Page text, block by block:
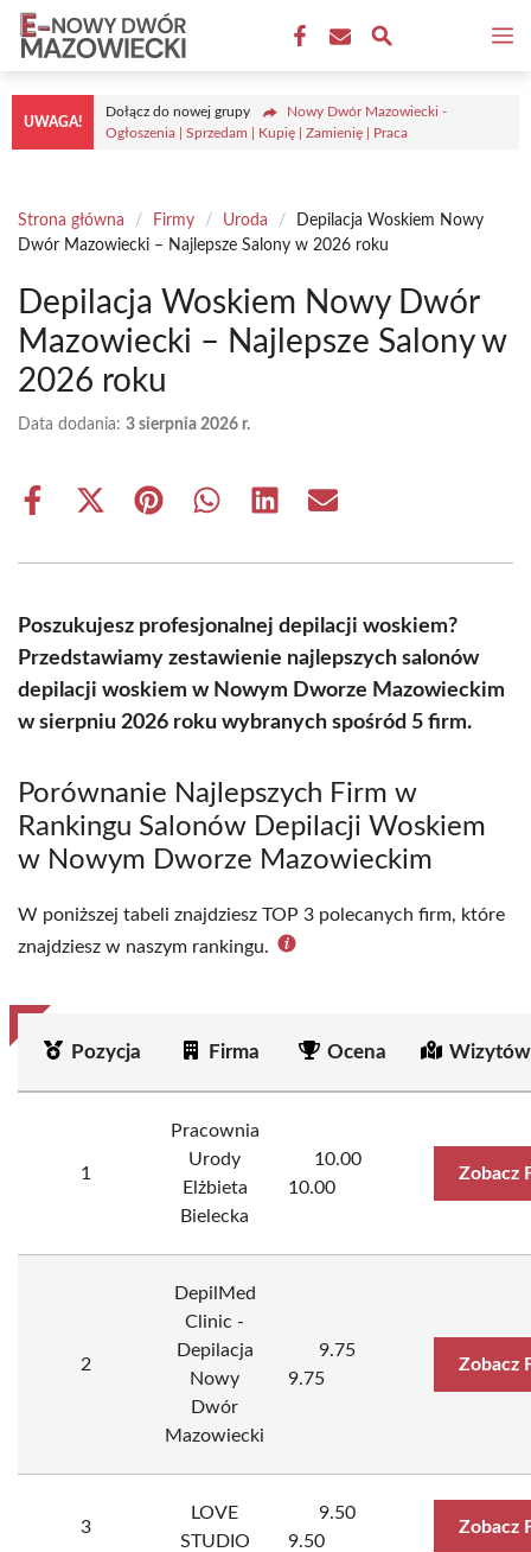
Przejdź
treści
UWAGA!
Dołącz do nowej grupy
Nowy Dwór Mazowiecki -
Ogłoszenia | Sprzedam | Kupię | Zamienię | Praca
Strona główna / Firmy / Uroda /
Depilacja Woskiem Nowy
Dwór Mazowiecki – Najlepsze Salony w 2026 roku
Depilacja Woskiem Nowy Dwór
Mazowiecki – Najlepsze Salony w
2026 roku
Data dodania: 3 sierpnia 2026 r.
Share
Share
(Twitter)
Share Share Share Share
Poszukujesz profesjonalnej depilacji woskiem?
Przedstawiamy zestawienie najlepszych salonów
depilacji woskiem w Nowym Dworze Mazowieckim
w sierpniu 2026 roku wybranych spośród 5 firm.
Porównanie Najlepszych Firm w
Rankingu Salonów Depilacji Woskiem
w Nowym Dworze Mazowieckim
W poniższej tabeli znajdziesz TOP 3 polecanych firm, które
znajdziesz w naszym rankingu.
Pozycja Firma Ocena
1
Pracownia
Urody
Elżbieta
Bielecka
10.00
10.00
Zobacz
2
DepilMed
Clinic -
Depilacja
Nowy
Dwór
Mazowiecki
9.75
9.75
Zobacz
3
LOVE
STUDIO
9.50
9.50
Zobacz